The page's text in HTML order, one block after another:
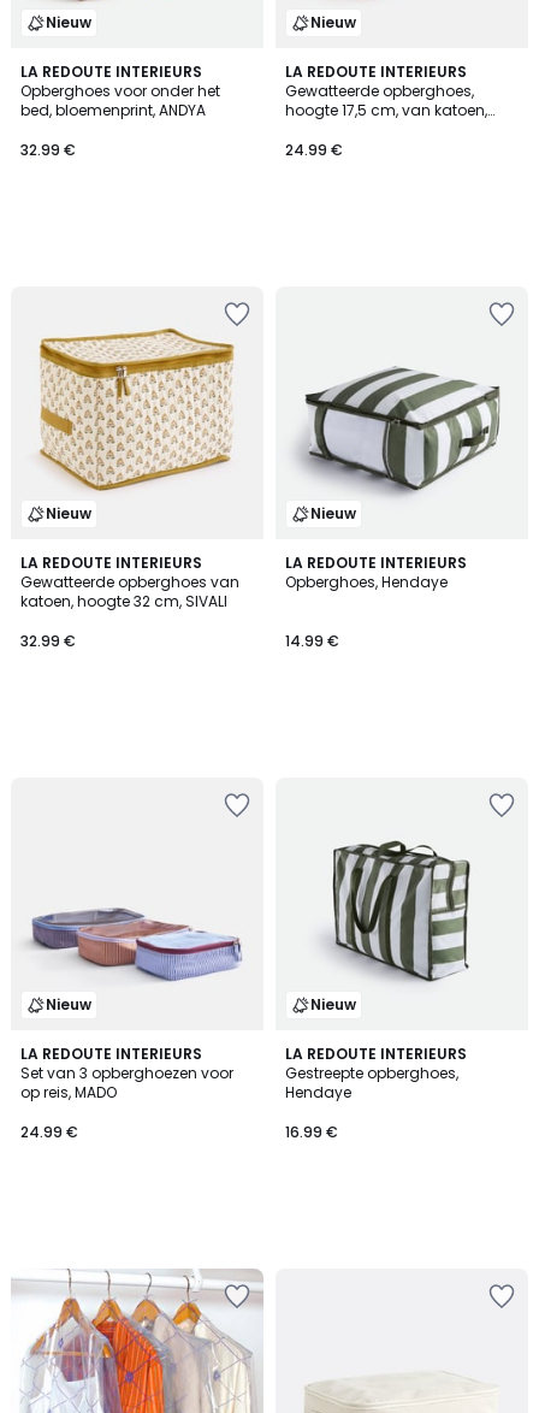
Nieuw
LA REDOUTE INTERIEURS
Opberghoes voor onder het
bed, bloemenprint, ANDYA
32.99 €
Nieuw
LA REDOUTE INTERIEURS
Gewatteerde opberghoes,
hoogte 17,5 cm, van katoen,
24.99 €
Nieuw
LA REDOUTE INTERIEURS
Gewatteerde opberghoes van
katoen, hoogte 32 cm, SIVALI
32.99 €
Nieuw
LA REDOUTE INTERIEURS
Opberghoes, Hendaye
14.99 €
Nieuw
LA REDOUTE INTERIEURS
Set van 3 opberghoezen voor
op reis, MADO
24.99 €
Nieuw
LA REDOUTE INTERIEURS
Gestreepte opberghoes,
Hendaye
16.99 €